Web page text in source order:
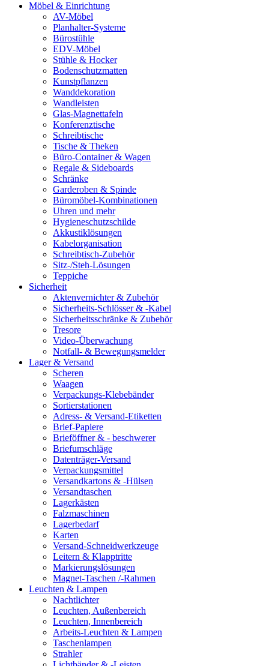
Möbel & Einrichtung
AV-Möbel
Planhalter-Systeme
Bürostühle
EDV-Möbel
Stühle & Hocker
Bodenschutzmatten
Kunstpflanzen
Wanddekoration
Wandleisten
Glas-Magnettafeln
Konferenztische
Schreibtische
Tische & Theken
Büro-Container & Wagen
Regale & Sideboards
Schränke
Garderoben & Spinde
Büromöbel-Kombinationen
Uhren und mehr
Hygieneschutzschilde
Akkustiklösungen
Kabelorganisation
Schreibtisch-Zubehör
Sitz-/Steh-Lösungen
Teppiche
Sicherheit
Aktenvernichter & Zubehör
Sicherheits-Schlösser & -Kabel
Sicherheitsschränke & Zubehör
Tresore
Video-Überwachung
Notfall- & Bewegungsmelder
Lager & Versand
Scheren
Waagen
Verpackungs-Klebebänder
Sortierstationen
Adress- & Versand-Etiketten
Brief-Papiere
Brieföffner & - beschwerer
Briefumschläge
Datenträger-Versand
Verpackungsmittel
Versandkartons & -Hülsen
Versandtaschen
Lagerkästen
Falzmaschinen
Lagerbedarf
Karten
Versand-Schneidwerkzeuge
Leitern & Klapptritte
Markierungslösungen
Magnet-Taschen /-Rahmen
Leuchten & Lampen
Nachtlichter
Leuchten, Außenbereich
Leuchten, Innenbereich
Arbeits-Leuchten & Lampen
Taschenlampen
Strahler